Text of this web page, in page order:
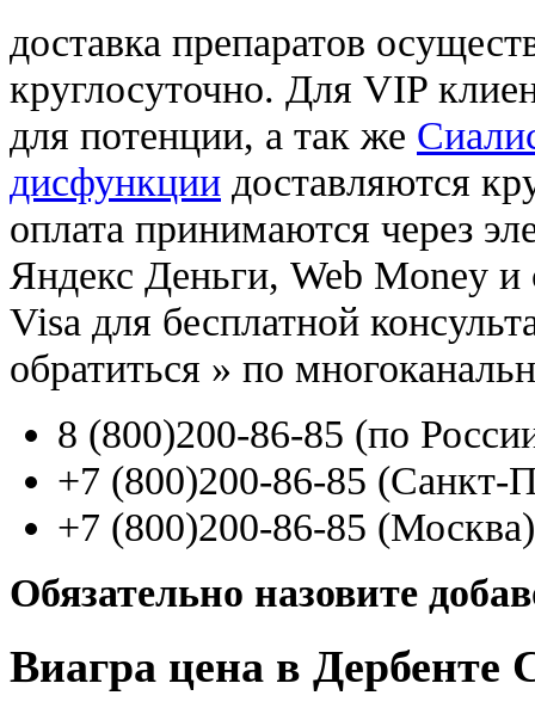
доставка препаратов
круглосуточно. Для VIP
для потенции, а так же
дисфункции доставляются
оплата принимаются через
Яндекс Деньги, Web Money и
Visa для бесплатной
обратиться » по
8 (800)200-86-85 (по
+7 (800)200-86-85 (Санкт-
+7 (800)200-86-85 (Москва)
Обязательно назовите
Виагра цена в Дербенте